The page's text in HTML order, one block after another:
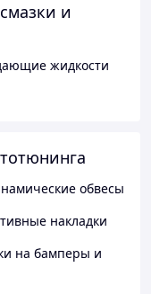
и
жидкости
обвесы
накладки
на бамперы и